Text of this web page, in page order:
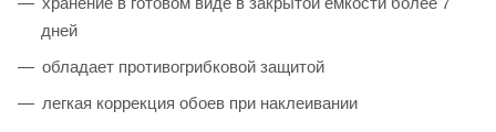
дней
обладает противогрибковой защитой
легкая коррекция обоев при наклеивании